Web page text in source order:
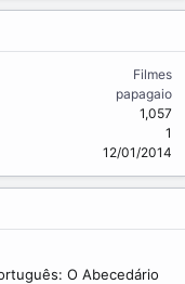
Filmes
papagaio
1,057
1
12/01/2014
O Abecedário